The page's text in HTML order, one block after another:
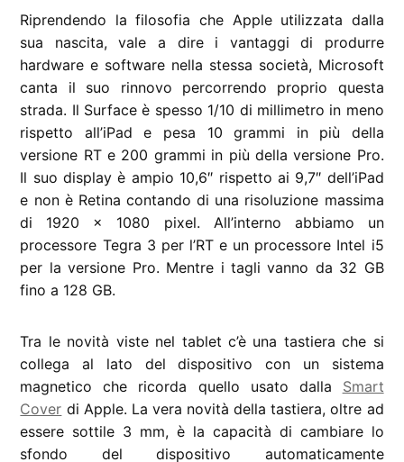
Riprendendo la filosofia che Apple utilizzata dalla
sua nascita, vale a dire i vantaggi di produrre
hardware e software nella stessa società, Microsoft
canta il suo rinnovo percorrendo proprio questa
strada. Il Surface è spesso 1/10 di millimetro in meno
rispetto all’iPad e pesa 10 grammi in più della
versione RT e 200 grammi in più della versione Pro.
Il suo display è ampio 10,6″ rispetto ai 9,7″ dell’iPad
e non è Retina contando di una risoluzione massima
di 1920 x 1080 pixel. All’interno abbiamo un
processore Tegra 3 per l’RT e un processore Intel i5
per la versione Pro. Mentre i tagli vanno da 32 GB
fino a 128 GB.
Tra le novità viste nel tablet c’è una tastiera che si
collega al lato del dispositivo con un sistema
magnetico che ricorda quello usato dalla Smart
Cover di Apple. La vera novità della tastiera, oltre ad
essere sottile 3 mm, è la capacità di cambiare lo
sfondo del dispositivo automaticamente